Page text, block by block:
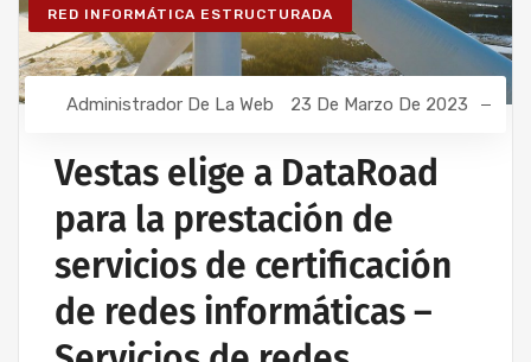
RED INFORMÁTICA ESTRUCTURADA
Administrador De La Web 23 De Marzo De 2023
Vestas elige a DataRoad
para la prestación de
servicios de certificación
de redes informáticas –